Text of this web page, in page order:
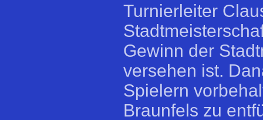
Turnierleiter
Gewinn der
versehen ist.
Spielern
Braunfels zu